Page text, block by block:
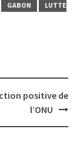
GABON
LUTTE
positive de
l’ONU